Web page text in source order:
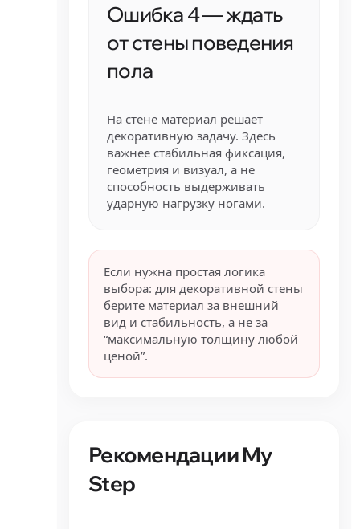
Ошибка 4 — ждать
от стены поведения
пола
На стене материал решает
декоративную задачу. Здесь
важнее стабильная фиксация,
геометрия и визуал, а не
способность выдерживать
ударную нагрузку ногами.
Если нужна простая логика
выбора: для декоративной стены
берите материал за внешний
вид и стабильность, а не за
“максимальную толщину любой
ценой”.
Рекомендации My
Step